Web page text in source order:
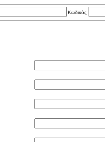
Κωδικός